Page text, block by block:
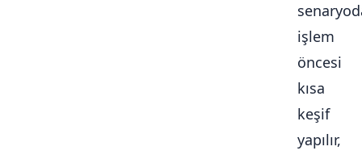
işlem
öncesi
kısa
keşif
yapılır,